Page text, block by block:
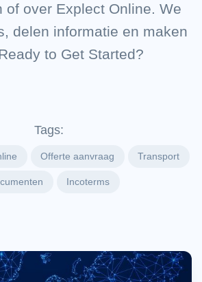
of over Explect Online. We
delen informatie en maken
to Get Started?
Tags:
Offerte aanvraag Transport
Incoterms